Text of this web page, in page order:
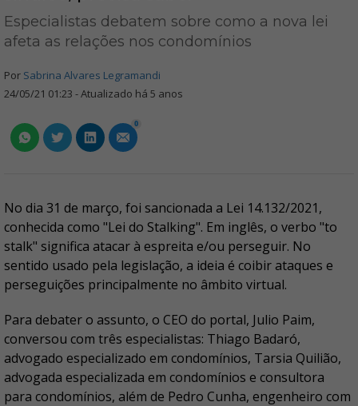
Especialistas debatem sobre como a nova lei
afeta as relações nos condomínios
Por Sabrina Alvares Legramandi
24/05/21 01:23 - Atualizado há 5 anos
0
No dia 31 de março, foi sancionada a Lei 14.132/2021,
conhecida como "Lei do Stalking". Em inglês, o verbo "to
stalk" significa atacar à espreita e/ou perseguir. No
sentido usado pela legislação, a ideia é coibir ataques e
perseguições principalmente no âmbito virtual.
Para debater o assunto, o CEO do portal, Julio Paim,
conversou com três especialistas: Thiago Badaró,
advogado especializado em condomínios, Tarsia Quilião,
advogada especializada em condomínios e consultora
para condomínios, além de Pedro Cunha, engenheiro com